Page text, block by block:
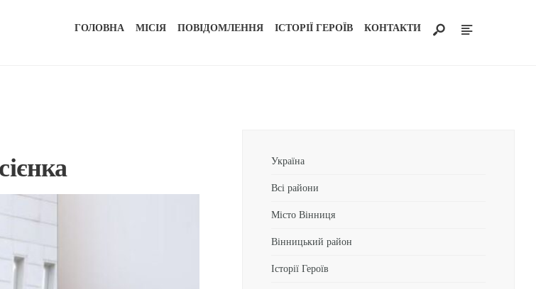
ГОЛОВНА МІСІЯ ПОВІДОМЛЕННЯ ІСТОРІЇ ГЕРОЇВ КОНТАКТИ
Україна
Всі райони
Місто Вінниця
Вінницький район
Історії Героїв